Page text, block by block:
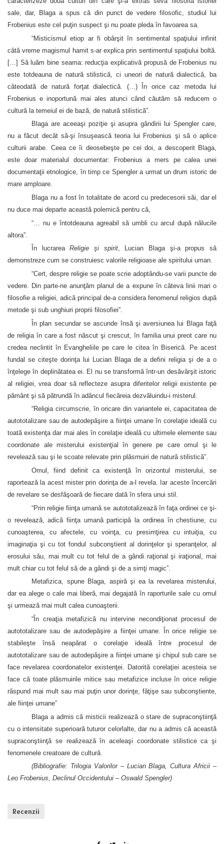
sale, dar, Blaga a spus că din punct de vedere filosofic, studiul lui
Frobenius este cel puţin suspect şi nu poate pleda în favoarea sa.
“Misticismul etiop ar fi obârşit în sentimental spaţiului infinit
câtă vreme magismul hamit s-ar explica prin sentimentul spaţiului boltă.
[…] Să luăm bine seama: reducţia explicativă propusă de Frobenius nu
este totdeauna de natură stilistică, ci uneori de natură dialectică, ba
câteodată de natură forţat dialectică. (…) În orice caz metoda lui
Frobenius e inoportună mai ales atunci când căutăm să reducem o
cultură la temeiul ei de bază, de natură stilistică”.
Blaga are aceeaşi poziţie şi asupra gândirii lui Spengler care,
nu a făcut decât să-şi însuşească teoria lui Frobenius şi să o aplice
culturii arabe. Ceea ce îi deosebeşte pe cei doi, a descoperit Blaga,
este doar materialul documentar: Frobenius a mers pe calea unei
documentaţii etnologice, în timp ce Spengler a urmat un drum istoric de
mare amploare.
Blaga nu a fost în totalitate de acord cu predecesorii săi, dar el
nu duce mai departe această polemică pentru că,
“… nu e întotdeauna agreabil să umbli cu arcul după nălucile
altora”.
În lucrareaReligie şi spirit, Lucian Blaga şi-a propus să
demonstreze cum se construiesc valorile religioase ale spiritului uman.
“Cert, despre religie se poate scrie adoptându-se varii puncte de
vedere. Din parte-ne anunţăm planul de a expune în câteva linii mari o
filosofie a religiei, adică principal de-a considera fenomenul religios după
metode şi sub unghiuri proprii filosofiei”.
În plan secundar se ascunde însă şi aversiunea lui Blaga faţă
de religia în care a fost născut şi crescut, în familia unui preot care nu
credea neclintit în Evangheliile pe care le citea în Biserică. Pe acest
fundal se citeşte dorinţa lui Lucian Blaga de a defini religia şi de a o
înţelege în deplinătatea ei. El nu se transformă într-un desăvârşit istoric
al religiei, vrea doar să reflecteze asupra diferitelor religii existente pe
pământ şi să pătrundă în adâncul fiecăreia dezvăluindu-i misterul.
“Religia circumscrie, în oricare din variantele ei, capacitatea de
autototalizare sau de autodepăşire a fiinţei umane în corelaţie ideală cu
toată existenţa dar mai ales în corelaţie ideală cu ultimele elemente sau
coordonate ale misterului existenţial în genere pe care omul şi le
revelează sau şi le scoate relevate prin plăsmuiri de natură stilistică”.
Omul, fiind definit ca existenţă în orizontul misterului, se
raportează la acest mister prin dorinţa de a-l revela. Iar aceste încercări
de revelare se desfăşoară de fiecare dată în sfera unui stil.
“Prin religie fiinţa umană se autototalizează în faţa ordinei ce şi-
o revelează, adică fiinţa umană participă la ordinea în chestiune, cu
cunoaşterea, cu afectele, cu voinţa, cu presimţirea cu intuiţia, cu
imaginaţia şi cu tot fondul subconştient al dorinţelor şi speranţelor, al
erosului său, mai mult cu tot felul de a gândi raţional şi iraţional, mai
mult chiar cu tot felul să de a gândi şi de a simţi magic”.
Metafizica, spune Blaga, aspiră şi ea la revelarea misterului,
dar ea alege o cale mai liberă, mai degajată în raporturile sale cu omul
şi urmează mai mult calea cunoaşterii.
“În creaţia metafizică nu intervine necondiţionat procesul de
autototalizare sau de autodepăşire a fiinţei umane. În orice religie se
stabileşte însă neapărat o corelaţie ideală între procesul de
autototalizare sau de autodepăşire a fiinţei umane şi chipul sub care se
face revelarea coordonatelor existenţei. Datorită corelaţiei acesteia se
face că toate plăsmuirile mitice sau metafizice incluse în orice religie
răspund mai mult sau mai puţin unor dorinţe, făţişe sau subconştiente,
ale fiinţei umane”
Blaga a admis că misticii realizează o stare de supraconştiinţă
cu o intensitate superioară tuturor celorlalte, dar nu a admis că această
supraconştiinţă se realizează în aceleaşi coordonate stilistice ca şi
fenomenele creatoare de cultură.
(Bibliografie: Trilogia Valorilor – Lucian Blaga, Cultura Africii –
Leo Frobenius, Declinul Occidentului – Oswald Spengler)
Recenzii